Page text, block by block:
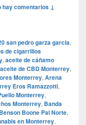
hay comentarios ↓
san pedro garza garcia,
de cigarrillos
, aceite de cáñamo
aceite de CBD Monterrey,
Monterrey, Arena
Eros Ramazzotti,
Monterrey,
Monterrey, Banda
Benson Boone Pal Norte,
en Monterrey,